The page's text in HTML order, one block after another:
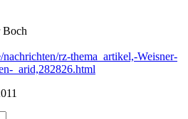
Boch
rz-thema_artikel,-Weisner-
_arid,282826.html